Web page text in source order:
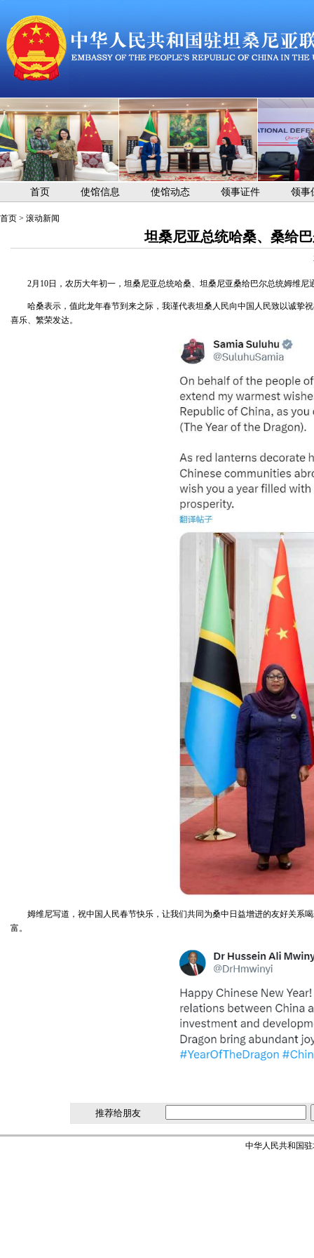
首页 使馆信息 使馆动态 领事证件 领事
首页 > 滚动新闻
坦桑尼亚总统哈桑、桑给
2月10日，农历大年初一，坦桑尼亚总统哈桑、坦桑尼亚桑给巴尔总统姆维
哈桑表示，值此龙年春节到来之际，我谨代表坦桑人民向中国人民致以诚挚
喜乐、繁荣发达。
姆维尼写道，祝中国人民春节快乐，让我们共同为桑中日益增进的友好关系
富。
推荐给朋友
中华人民共和国